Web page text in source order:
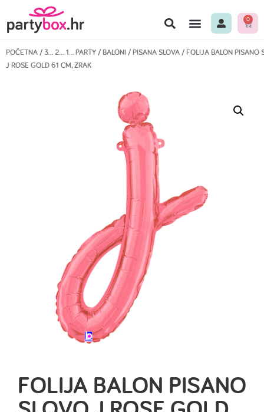
0
POČETNA/3… 2… 1… PARTY/BALONI/PISANA SLOVA/ FOLIJA BALON PISANO
J ROSE GOLD 61 CM, ZRAK
FOLIJA BALON PISANO